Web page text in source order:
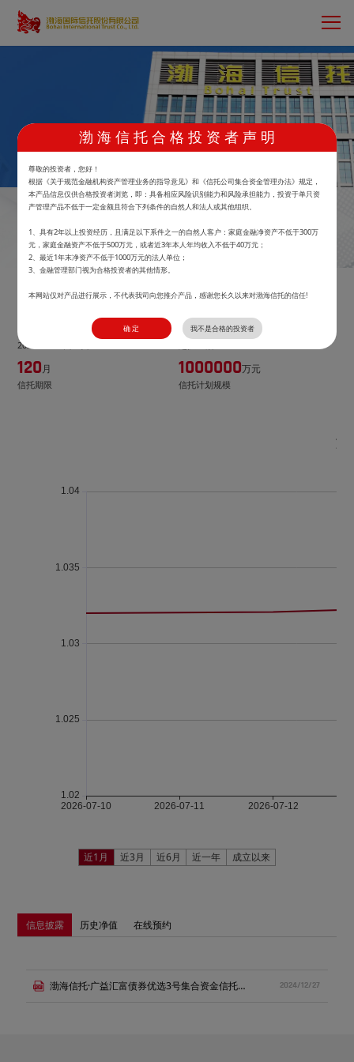
首页 > 鲲鹏财富 >
渤海信托·广益汇富债券优选3号集合资金信托
计划
1.032619
2026.07.26单位净值
30万元
120月
信托期限
1000000万元
信托计划规模
近1月 近3月 近6月 近一年 成立以来
信息披露 历史净值 在线预约
渤海信托·广益汇富债券优选3号集合资金信托计划推介书.pdf 2024/12/27
渤 海 信 托 合 格 投 资 者 声 明
尊敬的投资者，您好！
根据《关于规范金融机构资产管理业务的指导意见》和《信托公司集合资金管理办法》规定，
本产品信息仅供合格投资者浏览，即：具备相应风险识别能力和风险承担能力，投资于单只资
产管理产品不低于一定金额且符合下列条件的自然人和法人或其他组织。
1、具有2年以上投资经历，且满足以下系件之一的自然人客户：家庭金融净资产不低于300万
元，家庭金融资产不低于500万元，或者近3年本人年均收入不低于40万元；
2、最近1年末净资产不低于1000万元的法人单位；
3、金融管理部门视为合格投资者的其他情形。
本网站仅对产品进行展示，不代表我司向您推介产品，感谢您长久以来对渤海信托的信任!
确 定 我不是合格的投资者